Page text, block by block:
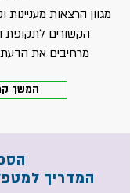
מגוון הרצאות מעניינות
הקשורים לתקופת
מרחיבים את הדעת
< המשך
המדריך